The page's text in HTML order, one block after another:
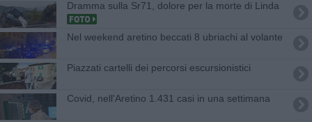
Dramma sulla Sr71, dolore per la morte di Linda
Nel weekend aretino beccati 8 ubriachi al volante
Piazzati cartelli dei percorsi escursionistici
Covid, nell'Aretino 1.431 casi in una settimana